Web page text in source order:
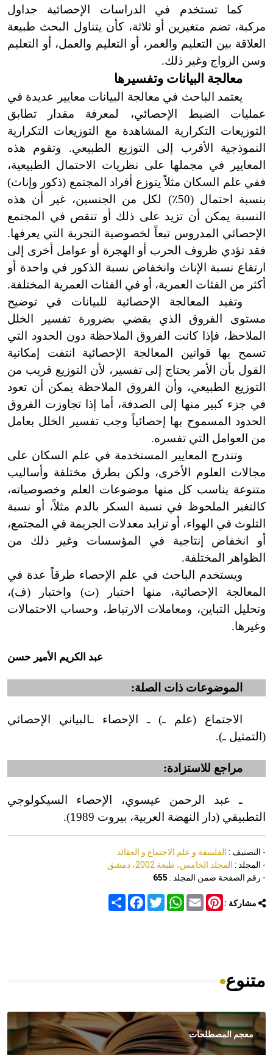
كما تستخدم في الدراسات الإحصائية جداول
مركبة، تضم متغيرين أو ثلاثة، كأن يتناول البحث طبيعة
العلاقة بين التعليم والعمر، أو التعليم والعمل، أو التعليم
وسن الزواج وغير ذلك.
معالجة البيانات وتفسيرها
يعتمد الباحث في معالجة البيانات معايير عديدة في
عمليات الضبط الإحصائي، لمعرفة مقدار تطابق
التوزيعات التكرارية المشاهدة مع التوزيعات التكرارية
النموذجية الأقرب إلى التوزيع الطبيعي. وتقوم هذه
المعايير في مجملها على نظريات الاحتمال الطبيعية،
ففي علم السكان مثلاً يتوزع أفراد المجتمع (ذكور وإناث)
بنسبة احتمال(
50٪) لكل من الجنسين، غير أن هذه
النسبة يمكن أن تزيد على ذلك أو تنقص في المجتمع
الإحصائي المدروس تبعاً لخصوصية التجربة التي يعرفها.
فقد تؤدي ظروف الحرب أو الهجرة أو عوامل أخرى إلى
ارتفاع نسبة الإناث وانخفاض نسبة الذكور في واحدة أو
أكثر من الفئات العمرية، أو في الفئات العمرية المختلفة.
وتفيد المعالجة الإحصائية للبيانات في توضيح
مستوى الفروق الذي يقضي بضرورة تفسير الخلل
الملاحظ، فإذا كانت الفروق الملاحظة دون الحدود التي
تسمح بها قوانين المعالجة الإحصائية انتفت إمكانية
القول بأن الأمر يحتاج إلى تفسير، لأن التوزيع قريب من
التوزيع الطبيعي، وأن الفروق الملاحظة يمكن أن تعود
في جزء كبير منها إلى الصدفة، أما إذا تجاوزت الفروق
الحدود المسموح بها إحصائياً وجب تفسير الخلل بعامل
من العوامل التي تفسره.
وتندرج المعايير المستخدمة في علم السكان على
مجالات العلوم الأخرى، ولكن بطرق مختلفة وأساليب
متنوعة يناسب كل منها موضوعات العلم وخصوصياته،
كالتغير الملحوظ في نسبة السكر بالدم مثلاً، أو نسبة
التلوث في الهواء، أو تزايد معدلات الجريمة في المجتمع،
أو انخفاض إنتاجية في المؤسسات وغير ذلك من
الظواهر المختلفة.
ويستخدم الباحث في علم الإحصاء طرقاً عدة في
المعالجة الإحصائية، منها اختبار(ت) واختبار (ف)،
وتحليل التباين، ومعاملات الارتباط، وحساب الاحتمالات
وغيرها.
عبد الكريم الأمير حسن
الموضوعات ذات الصلة:
الاجتماع (علم ـ)ـ الإحصاء ـالبياني الإحصائي
( التمثيل ـ)
.
مراجع للاستزادة:
ـ عبد الرحمن عيسوي، الإحصاء السيكولوجي
التطبيقي (دار النهضة العربية، بيروت 1989 )
.
- التصنيف : الفلسفة و علم الاجتماع و العقائد
- المجلد : المجلد الخامس، طبعة 2002، دمشق
- رقم الصفحة ضمن المجلد : 655
مشاركة : Share
FacebookTwitter
WhatsAppEmail
Pinterest
متنوع
معجم المصطلحات